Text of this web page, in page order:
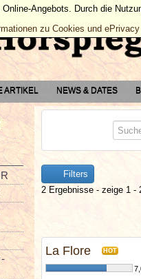
ARTIKEL NEWS & DATES
Filters
2 Ergebnisse - zeige 1 -
La Flore HOT
Angebots. Durch die
zu Cookies und ePrivacy